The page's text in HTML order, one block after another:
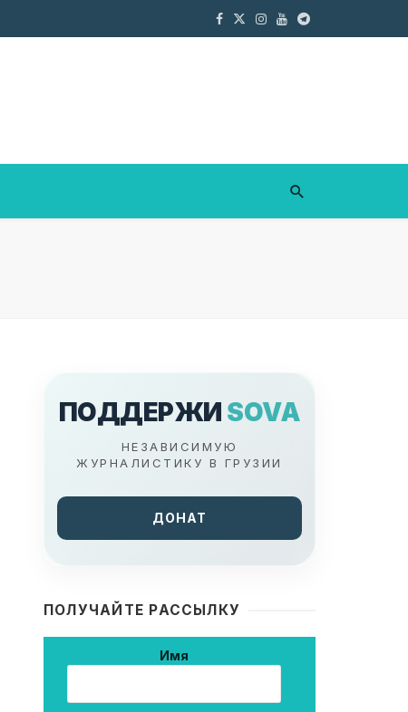
ПОДДЕРЖИ SOVA
НЕЗАВИСИМУЮ
ЖУРНАЛИСТИКУ В ГРУЗИИ
ДОНАТ
ПОЛУЧАЙТЕ РАССЫЛКУ
Имя